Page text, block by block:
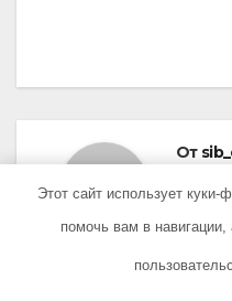
От
Этот сайт использует
помочь вам в